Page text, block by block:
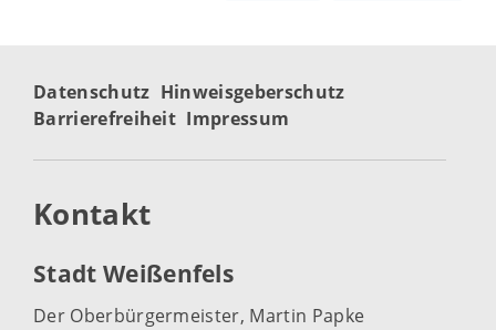
Datenschutz Hinweisgeberschutz
Barrierefreiheit Impressum
Kontakt
Stadt Weißenfels
Der Oberbürgermeister, Martin Papke